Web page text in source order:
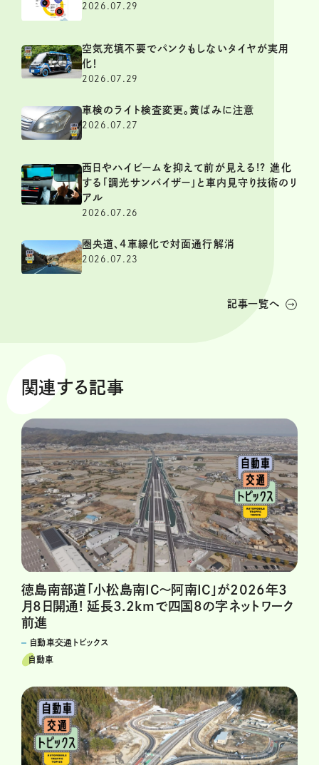
2026.07.29
空気充填不要でパンクもしないタイヤが実用
化！
2026.07.29
車検のライト検査変更。黄ばみに注意
2026.07.27
西日やハイビームを抑えて前が見える!? 進化
する「調光サンバイザー」と車内見守り技術のリ
アル
2026.07.26
圏央道、4車線化で対面通行解消
2026.07.23
記事一覧へ
関連する記事
徳島南部道「小松島南IC～阿南IC」が2026年3
月8日開通! 延長3.2kmで四国8の字ネットワーク
前進
自動車交通トピックス
自動車